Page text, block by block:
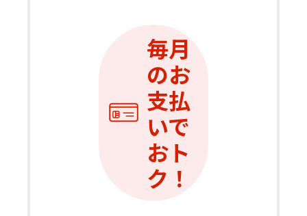
毎月
のお
支払
いで
おト
ク！